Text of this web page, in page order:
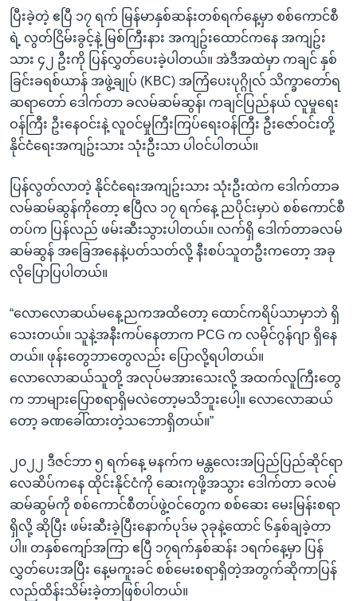
ပြီးခဲ့တဲ့ ဧပြီ ၁၇ ရက် မြန်မာနှစ်ဆန်းတစ်ရက်နေ့မှာ စစ်ကောင်စီ
ရဲ့ လွတ်ငြိမ်းခွင့်နဲ့ မြစ်ကြီးနား အကျဥ်းထောင်ကနေ အကျဥ်း
သား ၄၂ ဦးကို ပြန်လွှတ်ပေးခဲ့ပါတယ်။ အဲဒီအထဲမှာ ကချင် နှစ်
ခြင်းခရစ်ယာန် အဖွဲ့ချုပ် (KBC) အကြံပေးပုဂ္ဂိုလ် သိက္ခာတော်ရ
ဆရာတော် ဒေါက်တာ ခလမ်ဆမ်ဆွန်၊ ကချင်ပြည်နယ် လူမှုရေး
ဝန်ကြီး ဦးနေဝင်းနဲ့ လူဝင်မှုကြီးကြပ်ရေးဝန်ကြီး ဦးဇော်ဝင်းတို့
နိုင်ငံရေးအကျဥ်းသား သုံးဦးသာ ပါဝင်ပါတယ်။
ပြန်လွတ်လာတဲ့ နိုင်ငံရေးအကျဥ်းသား သုံးဦးထဲက ဒေါက်တာခ
လမ်ဆမ်ဆွန်ကိုတော့ ဧပြီလ ၁၇ ရက်နေ့ ညပိုင်းမှာပဲ စစ်ကောင်စီ
တပ်က ပြန်လည် ဖမ်းဆီးသွားပါတယ်။ လက်ရှိ ဒေါက်တာခလမ်
ဆမ်ဆွန် အခြေအနေနဲ့ပတ်သတ်လို့ နီးစပ်သူတဦးကတော့ အခု
လိုပြောပြပါတယ်။
“လောလောဆယ်မနေ့ညကအထိတော့ ထောင်ကရိပ်သာမှာဘဲ ရှိ
သေးတယ်။ သူနဲ့အနီးကပ်နေတာက PCG က လမိုင်ဂွန်ဂျာ ရှိနေ
တယ်။ ဖုန်းတွေဘာတွေလည်း ပြောလို့ရပါတယ်။
လောလောဆယ်သူတို့ အလုပ်မအားသေးလို့ အထက်လူကြီးတွေ
က ဘာများပြောစရာရှိမလဲတော့မသိဘူးပေါ့။ လောလောဆယ်
တော့ ခဏခေါ်ထားတဲ့သဘောရှိတယ်။”
၂၀၂၂ ဒီဇင်ဘာ ၅ ရက်နေ့ မနက်က မန္တလေးအပြည်ပြည်ဆိုင်ရာ
လေဆိပ်ကနေ ထိုင်းနိုင်ငံကို ဆေးကုဖို့အသွား ဒေါက်တာ ခလမ်
ဆမ်ဆွမ်ကို စစ်ကောင်စီတပ်ဖွဲ့ဝင်တွေက စစ်ဆေး မေးမြန်းစရာ
ရှိလို့ ဆိုပြီး ဖမ်းဆီးခဲ့ပြီးနောက်ပုဒ်မ ၃ခုနဲ့ထောင် ၆နှစ်ချခဲ့တာ
ပါ။ တနှစ်ကျော်အကြာ ဧပြီ ၁၇ရက်နှစ်ဆန်း ၁ရက်နေ့မှာ ပြန်
လွှတ်ပေးအပြီး နေ့မကူးခင် စစ်မေးစရာရှိတဲ့အတွက်ဆိုကာပြန်
လည်ထိန်းသိမ်းခဲ့တာဖြစ်ပါတယ်။